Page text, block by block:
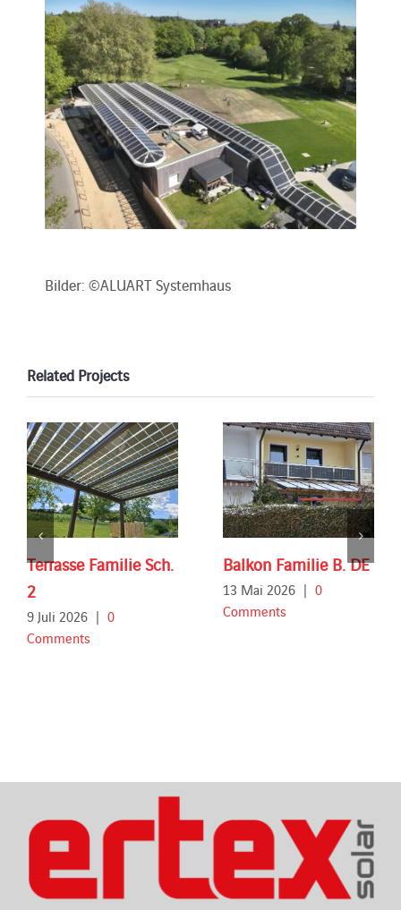
Bilder: ©ALUART Systemhaus
Related Projects
Terrasse Familie Sch.
2
9 Juli 2026 | 0
Comments
Balkon Familie B. DE
13 Mai 2026 | 0
Comments